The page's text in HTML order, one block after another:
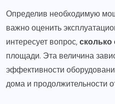
Определив необходимую
важно оценить
интересует вопрос,сколько
площади. Эта величина
эффективности
дома и продолжительности